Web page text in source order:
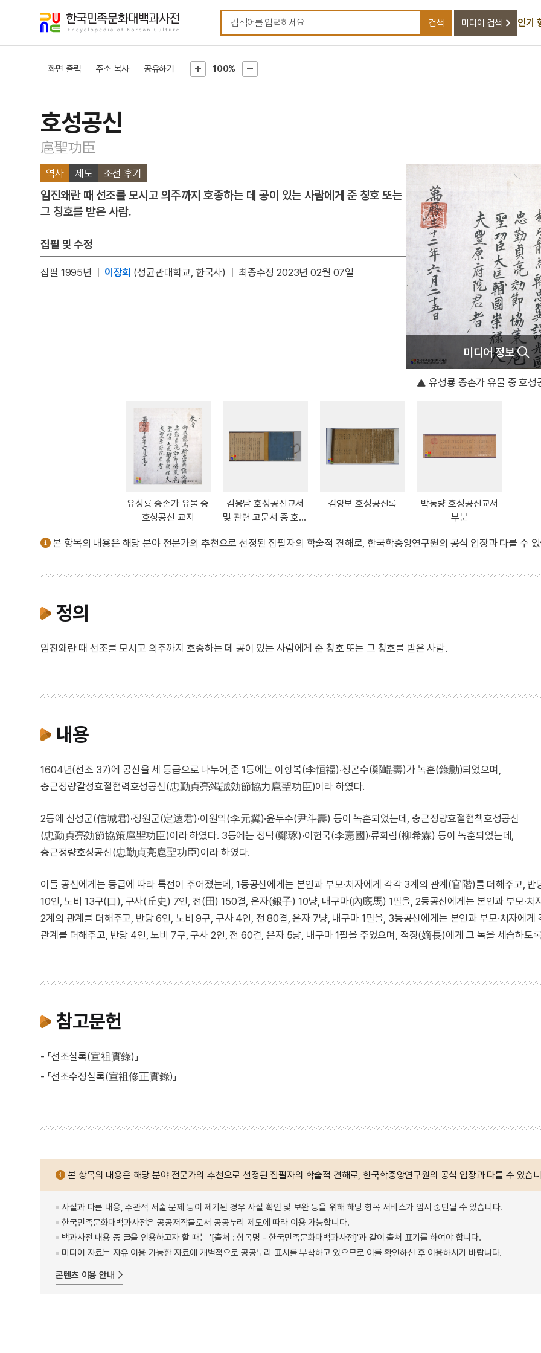
검색어를 입력하세요
검색 미디어 검색 인기
화면 출력 주소 복사 공유하기 100%
호성공신
扈聖功臣
역사 제도 조선 후기
임진왜란 때 선조를 모시고 의주까지 호종하는 데 공이 있는 사람에게 준 칭호 또는
그 칭호를 받은 사람.
집필 및 수정
집필 1995년 이장희 (성균관대학교, 한국사) 최종수정 2023년 02월 07일
미디어 정보
유성룡 종손가 유물 중 호성
유성룡 종손가 유물 중
호성공신 교지
김응남 호성공신교서
및 관련 고문서 중 호성
김양보 호성공신록
박동량 호성공신교서
부분
본 항목의 내용은 해당 분야 전문가의 추천으로 선정된 집필자의 학술적 견해로, 한국학중앙연구원의 공식 입장과 다를 수
정의
임진왜란 때 선조를 모시고 의주까지 호종하는 데 공이 있는 사람에게 준 칭호 또는 그 칭호를 받은 사람.
내용
1604년(선조 37)에 공신을 세 등급으로 나누어,준 1등에는 이항복(李恒福)·정곤수(鄭崐壽)가 녹훈(錄勳)되었으며,
충근정량갈성효절협력호성공신(忠勤貞亮竭誠効節協力扈聖功臣)이라 하였다.
2등에 신성군(信城君)·정원군(定遠君)·이원익(李元翼)·윤두수(尹斗壽) 등이 녹훈되었는데, 충근정량효절협책호성공신
(忠勤貞亮効節協策扈聖功臣)이라 하였다. 3등에는 정탁(鄭琢)·이헌국(李憲國)·류희림(柳希霖) 등이 녹훈되었는데,
충근정량호성공신(忠勤貞亮扈聖功臣)이라 하였다.
이들 공신에게는 등급에 따라 특전이 주어졌는데, 1등공신에게는 본인과 부모·처자에게 각각 3계의 관계(官階)를 더해주고,
10인, 노비 13구(口), 구사(丘史) 7인, 전(田) 150결, 은자(銀子) 10냥, 내구마(內廐馬) 1필을, 2등공신에게는 본인과 부모·처
2계의 관계를 더해주고, 반당 6인, 노비 9구, 구사 4인, 전 80결, 은자 7냥, 내구마 1필을, 3등공신에게는 본인과 부모·처자에게
관계를 더해주고, 반당 4인, 노비 7구, 구사 2인, 전 60결, 은자 5냥, 내구마 1필을 주었으며, 적장(嫡長)에게 그 녹을 세습하도
참고문헌
- 『선조실록(宣祖實錄)』
- 『선조수정실록(宣祖修正實錄)』
본 항목의 내용은 해당 분야 전문가의 추천으로 선정된 집필자의 학술적 견해로, 한국학중앙연구원의 공식 입장과 다를 수 있습
사실과 다른 내용, 주관적 서술 문제 등이 제기된 경우 사실 확인 및 보완 등을 위해 해당 항목 서비스가 임시 중단될 수 있습니다.
한국민족문화대백과사전은 공공저작물로서 공공누리 제도에 따라 이용 가능합니다.
백과사전 내용 중 글을 인용하고자 할 때는 '[출처 : 항목명 - 한국민족문화대백과사전]'과 같이 출처 표기를 하여야 합니다.
미디어 자료는 자유 이용 가능한 자료에 개별적으로 공공누리 표시를 부착하고 있으므로 이를 확인하신 후 이용하시기 바랍니다.
콘텐츠 이용 안내